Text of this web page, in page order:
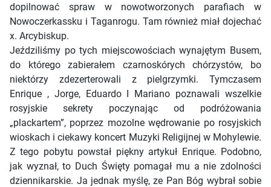
dopilnować spraw w nowotworzonych parafiach w
Nowoczerkassku i Taganrogu. Tam również miał dojechać
x. Arcybiskup.
Jeździliśmy po tych miejscowościach wynajętym Busem,
do którego zabierałem czarnoskórych chórzystów, bo
niektórzy zdezerterowali z pielgrzymki. Tymczasem
Enrique , Jorge, Eduardo I Mariano poznawali wszelkie
rosyjskie sekrety poczynając od podróżowania
„plackartem”, poprzez mozolne wędrowanie po rosyjskich
wioskach i ciekawy koncert Muzyki Religijnej w Mohylewie.
Z tego pobytu powstał piękny artykuł Enrique. Podobno,
jak wyznał, to Duch Święty pomagał mu a nie zdolności
dziennikarskie. Ja jednak myślę, ze Pan Bóg wybrał sobie